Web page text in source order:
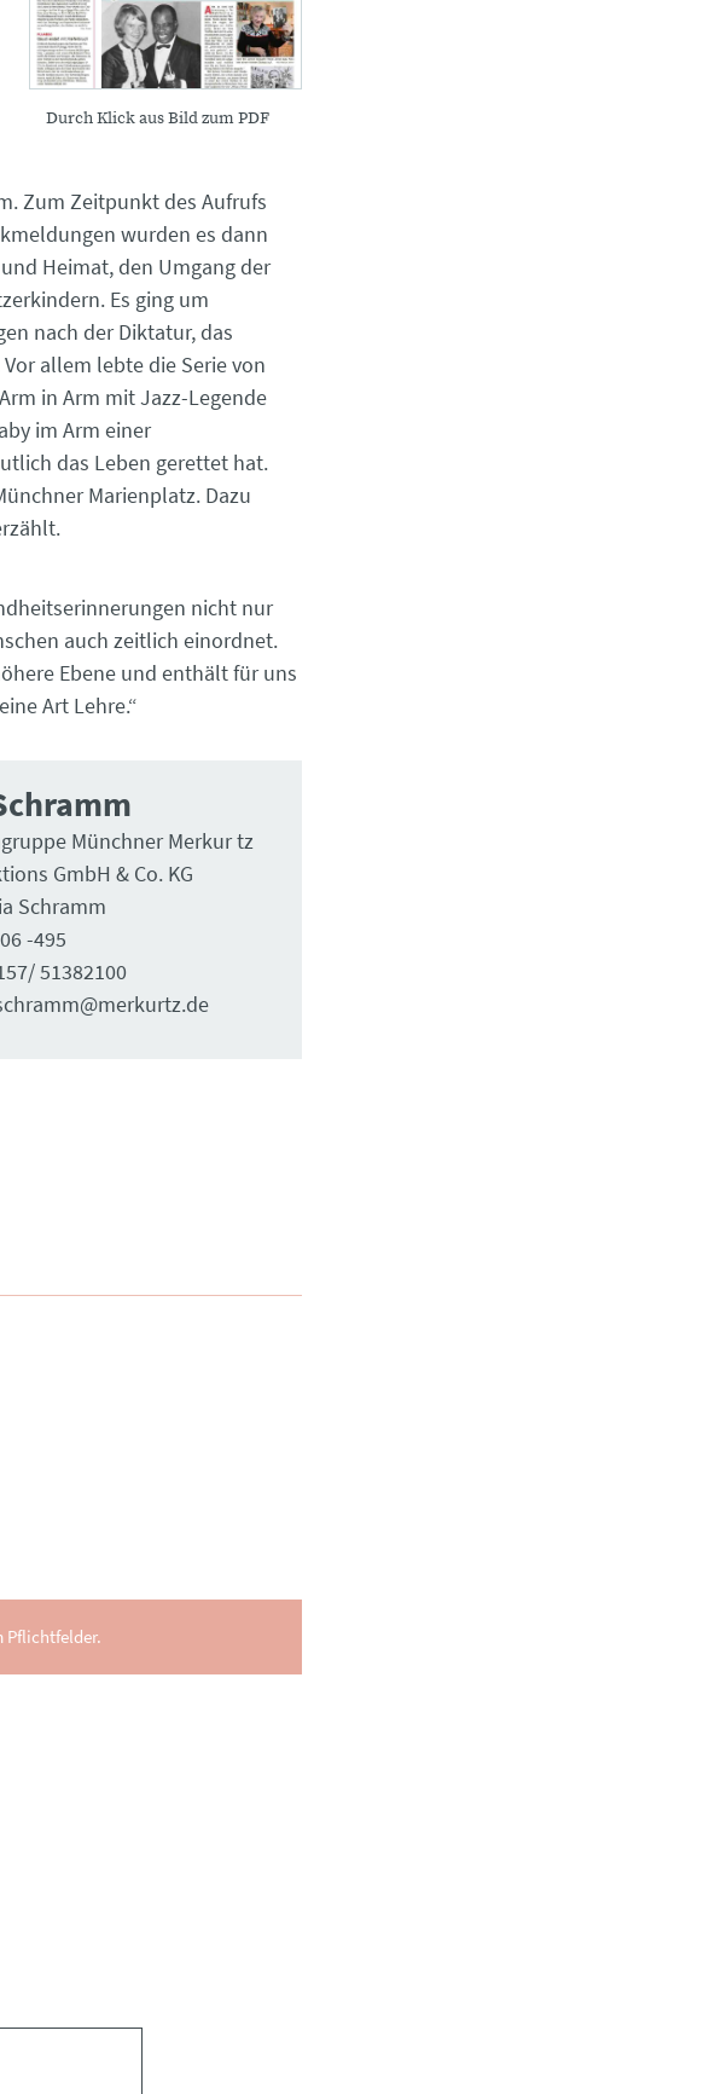
Durch Klick aus Bild zum PDF
Zum Zeitpunkt des Aufrufs
wurden es dann
Heimat, den Umgang der
Es ging um
nach der Diktatur, das
allem lebte die Serie von
in Arm mit Jazz-Legende
im Arm einer
das Leben gerettet hat.
Marienplatz. Dazu
nicht nur
auch zeitlich einordnet.
Ebene und enthält für uns
Art Lehre.“
Münchner Merkur tz
GmbH & Co. KG
Schramm
-495
51382100
Pflichtfelder.